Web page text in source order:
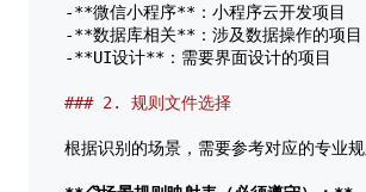
-**微信小程序**：小程序云开发项目
-**数据库相关**：涉及数据操作的项
-**UI设计**：需要界面设计的项目
### 2. 规则文件选择
根据识别的场景，需要参考对应的专业